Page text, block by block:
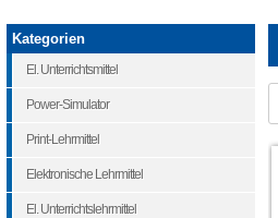
Kategorien
El. Unterrichtsmittel
Power-Simulator
Print-Lehrmittel
Elektronische Lehrmittel
El. Unterrichtslehrmittel